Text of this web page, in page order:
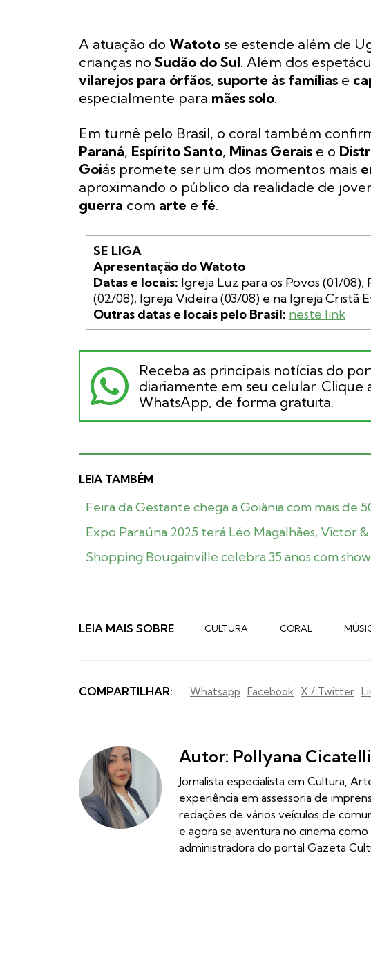
A atuação do Watoto se estende além de
crianças no Sudão do Sul. Além dos
vilarejos para órfãos, suporte às famílias e
especialmente para mães solo.
Em turnê pelo Brasil, o coral também
Paraná, Espírito Santo, Minas Gerais e o
Goiás promete ser um dos momentos mais
aproximando o público da realidade de
guerra com arte e fé.
SE LIGA
Apresentação do Watoto
Datas e locais: Igreja Luz para os Povos (01/
Outras datas e locais pelo Brasil: neste link
Receba as principais notícias do
diariamente em seu celular.
WhatsApp, de forma gratuita.
LEIA TAMBÉM
Feira da Gestante chega a Goiânia com mais
Expo Paraúna 2025 terá Léo Magalhães, Victor
Shopping Bougainville celebra 35 anos com
LEIA MAIS SOBRE CULTURA CORAL
COMPARTILHAR: Whatsapp Facebook X / Twitter
Autor: Pollyana Cicatelli
Jornalista especialista em Cultura,
experiência em assessoria de
redações de vários veículos de
e agora se aventura no cinema
administradora do portal Gazeta